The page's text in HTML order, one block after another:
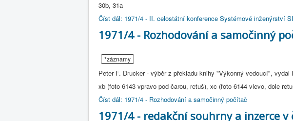
30b, 31a
Číst dál: 1971/4 - II. celostátní konference Systémové inženýrství
1971/4 - Rozhodování a samočinný
*záznamy
Peter F. Drucker - výběr z překladu knihy "Výkonný vedoucí",
xb (foto 6143 vpravo pod čarou, retuš), xc (foto 6144 vlevo, dole
Číst dál: 1971/4 - Rozhodování a samočinný počítač
1971/4 - redakční souhrny a inzerce v